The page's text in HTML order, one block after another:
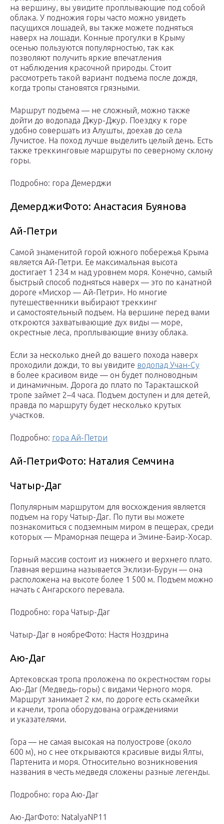
на вершину, вы увидите проплывающие под собой
облака. У подножия горы часто можно увидеть
пасущихся лошадей, вы также можете подняться
наверх на лошади. Конные прогулки в Крыму
осенью пользуются популярностью, так как
позволяют получить яркие впечатления
от наблюдения красочной природы. Стоит
рассмотреть такой вариант подъема после дождя,
когда тропы становятся грязными.
Маршрут подъема — не сложный, можно также
дойти до водопада Джур-Джур. Поездку к горе
удобно совершать из Алушты, доехав до села
Лучистое. На поход лучше выделить целый день. Есть
также треккинговые маршруты по северному склону
горы.
Подробно: гора Демерджи
ДемерджиФото: Анастасия Буянова
Ай-Петри
Самой знаменитой горой южного побережья Крыма
является Ай-Петри. Ее максимальная высота
достигает 1 234 м над уровнем моря. Конечно, самый
быстрый способ подняться наверх — это по канатной
дороге «Мисхор — Ай-Петри». Но многие
путешественники выбирают треккинг
и самостоятельный подъем. На вершине перед вами
откроются захватывающие дух виды — море,
окрестные леса, проплывающие внизу облака.
Если за несколько дней до вашего похода наверх
проходили дожди, то вы увидите водопад Учан-Су
в более красивом виде — он будет полноводным
и динамичным. Дорога до плато по Таракташской
тропе займет 2–4 часа. Подъем доступен и для детей,
правда по маршруту будет несколько крутых
участков.
Подробно: гора Ай-Петри
Ай-ПетриФото: Наталия Семчина
Чатыр-Даг
Популярным маршрутом для восхождения является
подъем на гору Чатыр-Даг. По пути вы можете
познакомиться с подземным миром в пещерах, среди
которых — Мраморная пещера и Эмине-Баир-Хосар.
Горный массив состоит из нижнего и верхнего плато.
Главная вершина называется Эклизи-Бурун — она
расположена на высоте более 1 500 м. Подъем можно
начать с Ангарского перевала.
Подробно: гора Чатыр-Даг
Чатыр-Даг в ноябреФото: Настя Ноздрина
Аю-Даг
Артековская тропа проложена по окрестностям горы
Аю-Даг (Медведь-горы) с видами Черного моря.
Маршрут занимает 2 км, по дороге есть скамейки
и качели, тропа оборудована ограждениями
и указателями.
Гора — не самая высокая на полуострове (около
600 м), но с нее открываются красивые виды Ялты,
Партенита и моря. Относительно возникновения
названия в честь медведя сложены разные легенды.
Подробно: гора Аю-Даг
Аю-ДагФото: NatalyaNP11